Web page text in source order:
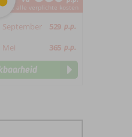
*incl. alle verplichte kosten
September 529 p.p.
Mei 365 p.p.